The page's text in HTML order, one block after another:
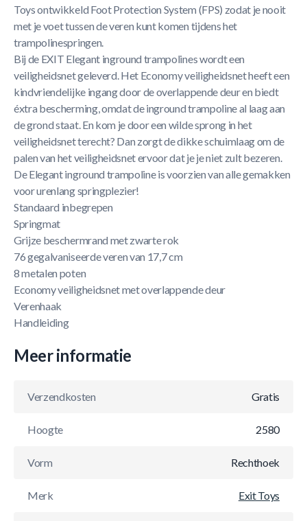
Toys ontwikkeld Foot Protection System (FPS) zodat je nooit
met je voet tussen de veren kunt komen tijdens het
trampolinespringen.
Bij de EXIT Elegant inground trampolines wordt een
veiligheidsnet geleverd. Het Economy veiligheidsnet heeft een
kindvriendelijke ingang door de overlappende deur en biedt
éxtra bescherming, omdat de inground trampoline al laag aan
de grond staat. En kom je door een wilde sprong in het
veiligheidsnet terecht? Dan zorgt de dikke schuimlaag om de
palen van het veiligheidsnet ervoor dat je je niet zult bezeren.
De Elegant inground trampoline is voorzien van alle gemakken
voor urenlang springplezier!
Standaard inbegrepen
Springmat
Grijze beschermrand met zwarte rok
76 gegalvaniseerde veren van 17,7 cm
8 metalen poten
Economy veiligheidsnet met overlappende deur
Verenhaak
Handleiding
Meer informatie
Verzendkosten Gratis
Hoogte 2580
Vorm Rechthoek
Merk Exit Toys